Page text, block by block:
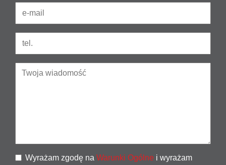
Wyrażam zgodę na Warunki Ogólne i wyrażam